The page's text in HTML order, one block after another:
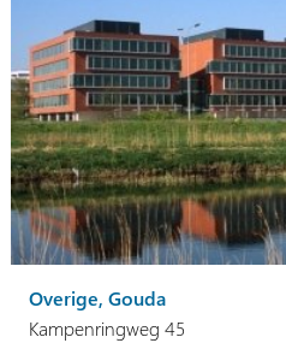
Overige, Gouda
Kampenringweg 45